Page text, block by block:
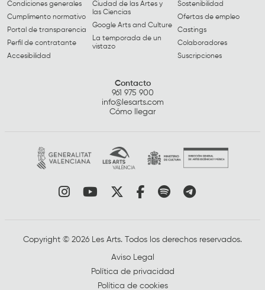
Condiciones generales
Cumplimento normativo
Portal de transparencia
Perfil de contratante
Accesibilidad
Ciudad de las Artes y
las Ciencias
Google Arts and Culture
La temporada de un
vistazo
Sostenibilidad
Ofertas de empleo
Castings
Colaboradores
Suscripciones
Contacto
961 975 900
info@lesarts.com
Cómo llegar
Link a instagram
Link a youtube
Link a twitter
Link a facebook
Link a spotify
Link a
Copyright © 2026 Les Arts. Todos los derechos reservados.
Aviso Legal
Política de privacidad
Política de cookies